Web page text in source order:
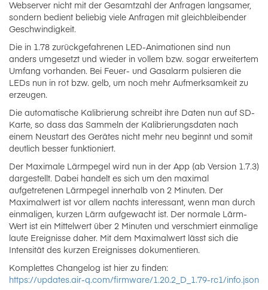
Webserver nicht mit der Gesamtzahl der Anfragen langsamer,
sondern bedient beliebig viele Anfragen mit gleichbleibender
Geschwindigkeit.
Die in 1.78 zurückgefahrenen LED-Animationen sind nun
anders umgesetzt und wieder in vollem bzw. sogar erweitertem
Umfang vorhanden. Bei Feuer- und Gasalarm pulsieren die
LEDs nun in rot bzw. gelb, um noch mehr Aufmerksamkeit zu
erzeugen.
Die automatische Kalibrierung schreibt ihre Daten nun auf SD-
Karte, so dass das Sammeln der Kalibrierungsdaten nach
einem Neustart des Gerätes nicht mehr neu beginnt und somit
deutlich besser funktioniert.
Der Maximale Lärmpegel wird nun in der App (ab Version 1.7.3)
dargestellt. Dabei handelt es sich um den maximal
aufgetretenen Lärmpegel innerhalb von 2 Minuten. Der
Maximalwert ist vor allem nachts interessant, wenn man durch
einmaligen, kurzen Lärm aufgewacht ist. Der normale Lärm-
Wert ist ein Mittelwert über 2 Minuten und verschmiert einmalige
laute Ereignisse daher. Mit dem Maximalwert lässt sich die
Intensität des kurzen Ereignisses dokumentieren.
Komplettes Changelog ist hier zu finden:
https://updates.air-q.com/firmware/1.20.2_D_1.79-rc1/info.json